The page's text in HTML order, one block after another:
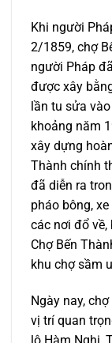
Khi người
2/1859, chợ
người Pháp
được xây
lần tu sửa
khoảng năm
xây dựng
Thành chính
đã diễn ra
pháo bông,
các nơi đổ về,
Chợ Bến
khu chợ sầm
Ngày nay,
vị trí quan
lộ Hàm Nghi,